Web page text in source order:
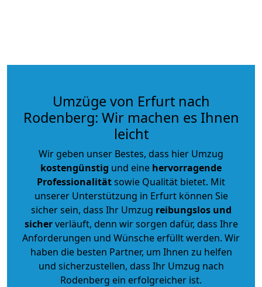
Umzüge von Erfurt nach
Rodenberg: Wir machen es Ihnen
leicht
Wir geben unser Bestes, dass hier Umzug
kostengünstig und eine hervorragende
Professionalitätsowie Qualität bietet. Mit
unserer Unterstützung in Erfurt können Sie
sicher sein, dass Ihr Umzug reibungslos und
sicherverläuft, denn wir sorgen dafür, dass Ihre
Anforderungen und Wünsche erfüllt werden. Wir
haben die besten Partner, um Ihnen zu helfen
und sicherzustellen, dass Ihr Umzug nach
Rodenberg ein erfolgreicher ist.